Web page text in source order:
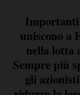
Importanti
uniscono a
nella lotta
Sempre più
gli